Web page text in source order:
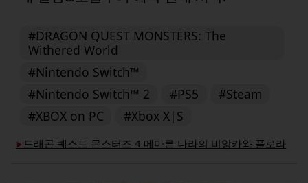
#DRAGON QUEST MONSTERS: The
Withered World
#Nintendo Switch™
#Nintendo Switch™ 2
#PS5
#Steam
#XBOX on PC
#Xbox X|S
▶︎ 드래곤 퀘스트 몬스터즈 4 메마른 나라의 비앙카와 플로라